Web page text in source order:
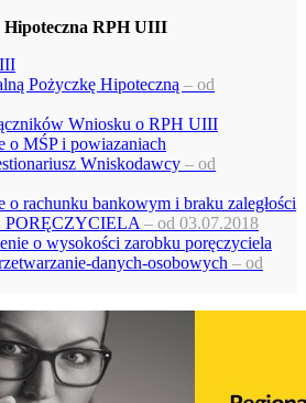
Hipoteczna RPH UIII
Pożyczkę Hipoteczną – od
Wniosku o RPH UIII
o MŚP i powiazaniach
Wniskodawcy – od
o rachunku bankowym i braku zaległości
– od 03.07.2018
o wysokości zarobku poręczyciela
danych-osobowych – od